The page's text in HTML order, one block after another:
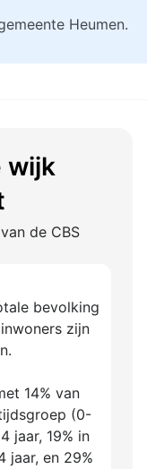
Heumen.
wijk
de CBS
bevolking
zijn
14% van
(0-
jaar, 19% in
jaar, en 29%